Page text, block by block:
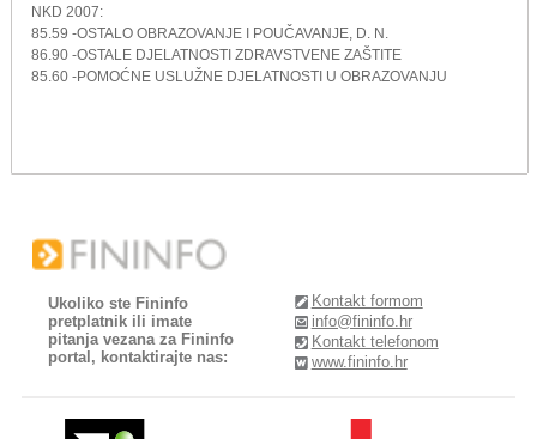
NKD 2007:
85.59 -OSTALO OBRAZOVANJE I POUČAVANJE, D. N.
86.90 -OSTALE DJELATNOSTI ZDRAVSTVENE ZAŠTITE
85.60 -POMOĆNE USLUŽNE DJELATNOSTI U OBRAZOVANJU
Ukoliko ste Fininfo
pretplatnik ili imate
pitanja vezana za Fininfo
portal, kontaktirajte nas:
Kontakt formom
info@fininfo.hr
Kontakt telefonom
www.fininfo.hr